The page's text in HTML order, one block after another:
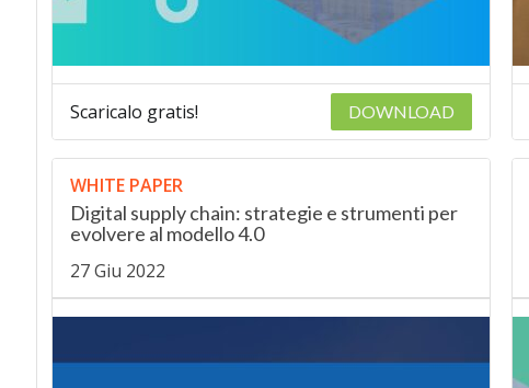
Scaricalo gratis! DOWNLOAD
WHITE PAPER
Digital supply chain: strategie e strumenti per
evolvere al modello 4.0
27 Giu 2022